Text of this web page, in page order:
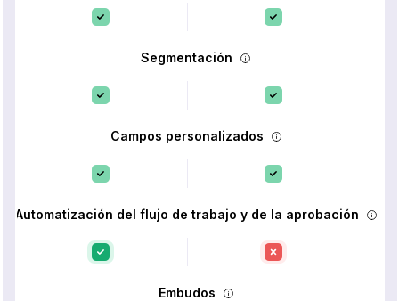
Segmentación
Campos personalizados
Automatización del flujo de trabajo y de la aprobación
Embudos